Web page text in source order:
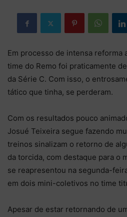
Em processo de intensa reforma
time do Remo foi praticamente
da Série C. Com isso, o
tático que tinha, se perderam.
Com os resultados pouco
Josué Teixeira segue fazendo
treinos sinalizam o retorno de
da torcida, com destaque para o
se reapresentou na segunda-
em dois mini-coletivos no time
Apesar de estar retornando de